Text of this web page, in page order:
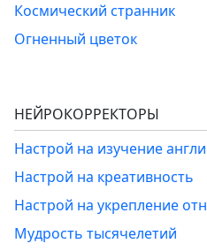
Космический странник
Огненный цветок
НЕЙРОКОРРЕКТОРЫ
Настрой на изучение
Настрой на креативность
Настрой на укрепление
Мудрость тысячелетий